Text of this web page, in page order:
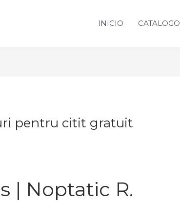
INICIO CATALOGO
pentru citit gratuit
| Noptatic R.